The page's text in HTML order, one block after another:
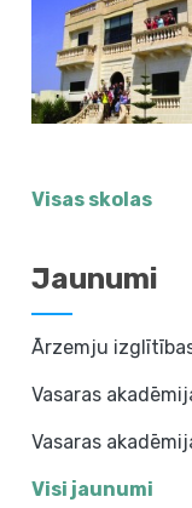
Visas skolas
Jaunumi
Ārzemju
Vasaras
Vasaras
Visi jaunumi